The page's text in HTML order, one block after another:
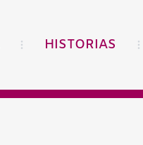
HISTORIAS